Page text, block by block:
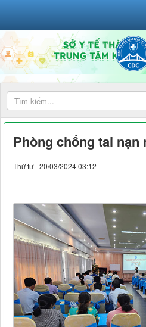
Phòng chống tai nạn
Thứ tư - 20/03/2024 03:12